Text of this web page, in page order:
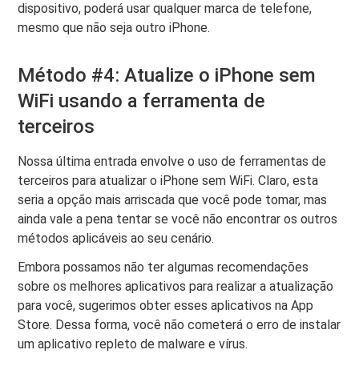
dispositivo, poderá usar qualquer marca de telefone,
mesmo que não seja outro iPhone.
Método #4: Atualize o iPhone sem
WiFi usando a ferramenta de
terceiros
Nossa última entrada envolve o uso de ferramentas de
terceiros para atualizar o iPhone sem WiFi. Claro, esta
seria a opção mais arriscada que você pode tomar, mas
ainda vale a pena tentar se você não encontrar os outros
métodos aplicáveis ​​ao seu cenário.
Embora possamos não ter algumas recomendações
sobre os melhores aplicativos para realizar a atualização
para você, sugerimos obter esses aplicativos na App
Store. Dessa forma, você não cometerá o erro de instalar
um aplicativo repleto de malware e vírus.